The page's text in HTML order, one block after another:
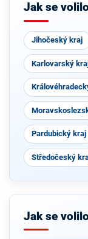
h
Jak se
Jihočeský kraj
Karlovarský
Pardubický kraj
Středočeský
Jak se